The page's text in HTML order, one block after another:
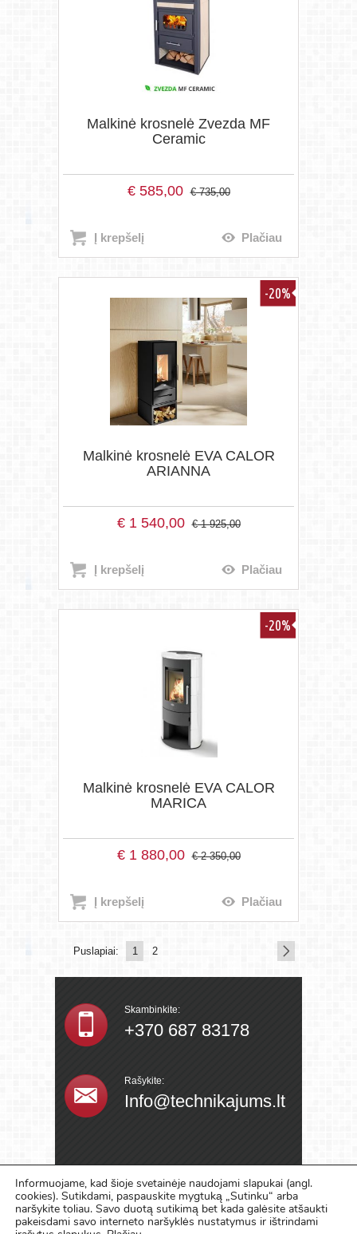
Malkinė krosnelė Zvezda MF
Ceramic
€585,00 €735,00
Į krepšelį Plačiau
-20%
Malkinė krosnelė EVA CALOR
ARIANNA
€1 540,00 €1 925,00
Į krepšelį Plačiau
-20%
Malkinė krosnelė EVA CALOR
MARICA
€1 880,00 €2 350,00
Į krepšelį Plačiau
Puslapiai: 1 2
Skambinkite:
+370 687 83178
Rašykite:
Info@technikajums.lt
Rekvizitai
Įm. kodas.:135563486
PVM kodas: LT355634811
Informuojame, kad šioje svetainėje naudojami slapukai (angl.
cookies). Sutikdami, paspauskite mygtuką „Sutinku“ arba
naršykite toliau. Savo duotą sutikimą bet kada galėsite atšaukti
pakeisdami savo interneto naršyklės nustatymus ir ištrindami